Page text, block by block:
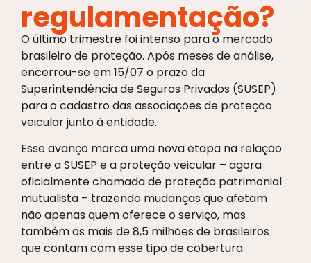
regulamentação?
O último trimestre foi intenso para o mercado
brasileiro de proteção. Após meses de análise,
encerrou-se em 15/07 o prazo da
Superintendência de Seguros Privados (SUSEP)
para o cadastro das associações de proteção
veicular junto à entidade.
Esse avanço marca uma nova etapa na relação
entre a SUSEP e a proteção veicular – agora
oficialmente chamada de proteção patrimonial
mutualista – trazendo mudanças que afetam
não apenas quem oferece o serviço, mas
também os mais de 8,5 milhões de brasileiros
que contam com esse tipo de cobertura.